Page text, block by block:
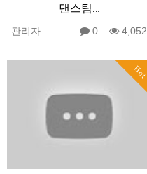
댄스팀…
관리자 0 4,052
Hot